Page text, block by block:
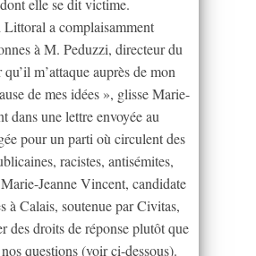
elle se dit victime.
a complaisamment
à M. Peduzzi, directeur du
m’attaque auprès de mon
de mes idées », glisse Marie-
dans une lettre envoyée au
pour un parti où circulent des
racistes, antisémites,
Jeanne Vincent, candidate
à Calais, soutenue par Civitas,
des droits de réponse plutôt que
questions (voir ci-dessous).